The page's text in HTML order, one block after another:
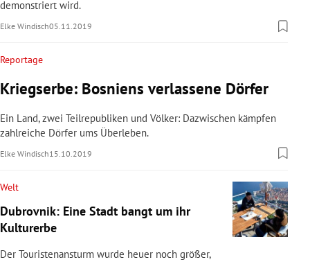
Untermenü
Untermenü
Untermenü
Untermenü
Untermenü
demonstriert wird.
Elke Windisch05.11.2019
Reportage
Kriegserbe: Bosniens verlassene Dörfer
Ein Land, zwei Teilrepubliken und Völker: Dazwischen kämpfen
zahlreiche Dörfer ums Überleben.
Elke Windisch15.10.2019
Welt
Dubrovnik: Eine Stadt bangt um ihr
Kulturerbe
Der Touristenansturm wurde heuer noch größer,